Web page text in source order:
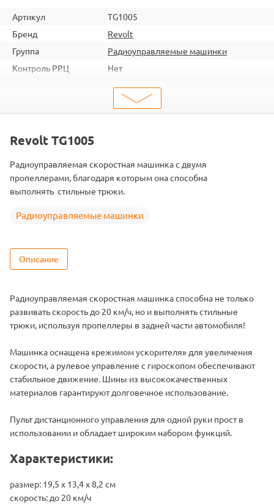
Артикул
TG1005
Бренд
Revolt
Группа
Радиоуправляемые машинки
Контроль РРЦ
Нет
ШтрихКод
Аккумулятор
Li-Po
Revolt TG1005
Радиоуправляемая скоростная машинка с двумя
пропеллерами, благодаря которым она способна
выполнять стильные трюки.
Радиоуправляемые машинки
Описание
Радиоуправляемая скоростная машинка способна не только
развивать скорость до 20 км/ч, но и выполнять стильные
трюки, используя пропеллеры в задней части автомобиля!
Машинка оснащена «режимом ускорителя» для увеличения
скорости, а рулевое управление с гироскопом обеспечивают
стабильное движение. Шины из высококачественных
материалов гарантируют долговечное использование.
Пульт дистанционного управления для одной руки прост в
использовании и обладает широким набором функций.
Характеристики:
размер: 19,5 x 13,4 x 8,2 см
скорость: до 20 км/ч